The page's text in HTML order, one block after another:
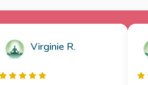
Virginie R.